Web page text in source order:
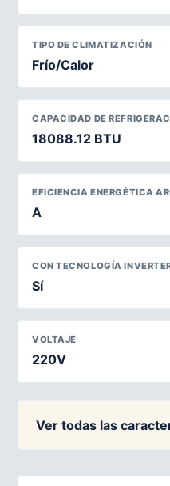
TIPO DE CLIMATIZACIÓN
Frío/Calor
CAPACIDAD DE
18088.12 BTU
EFICIENCIA ENERGÉTICA
A
CON TECNOLOGÍA
Sí
VOLTAJE
220V
Ver todas las